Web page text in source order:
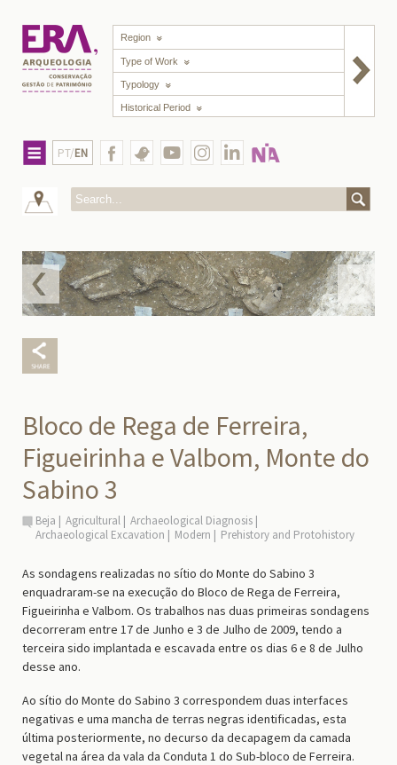
Region
Type of Work
Typology
Historical Period
PT/EN
Bloco de Rega de Ferreira,
Figueirinha e Valbom, Monte do
Sabino 3
Beja Agricultural
Archaeological Diagnosis
Archaeological Excavation
Modern Prehistory and Protohistory
As sondagens realizadas no sítio do Monte do Sabino 3
enquadraram-se na execução do Bloco de Rega de Ferreira,
Figueirinha e Valbom. Os trabalhos nas duas primeiras sondagens
decorreram entre 17 de Junho e 3 de Julho de 2009, tendo a
terceira sido implantada e escavada entre os dias 6 e 8 de Julho
desse ano.
Ao sítio do Monte do Sabino 3 correspondem duas interfaces
negativas e uma mancha de terras negras identificadas, esta
última posteriormente, no decurso da decapagem da camada
vegetal na área da vala da Conduta 1 do Sub-bloco de Ferreira.